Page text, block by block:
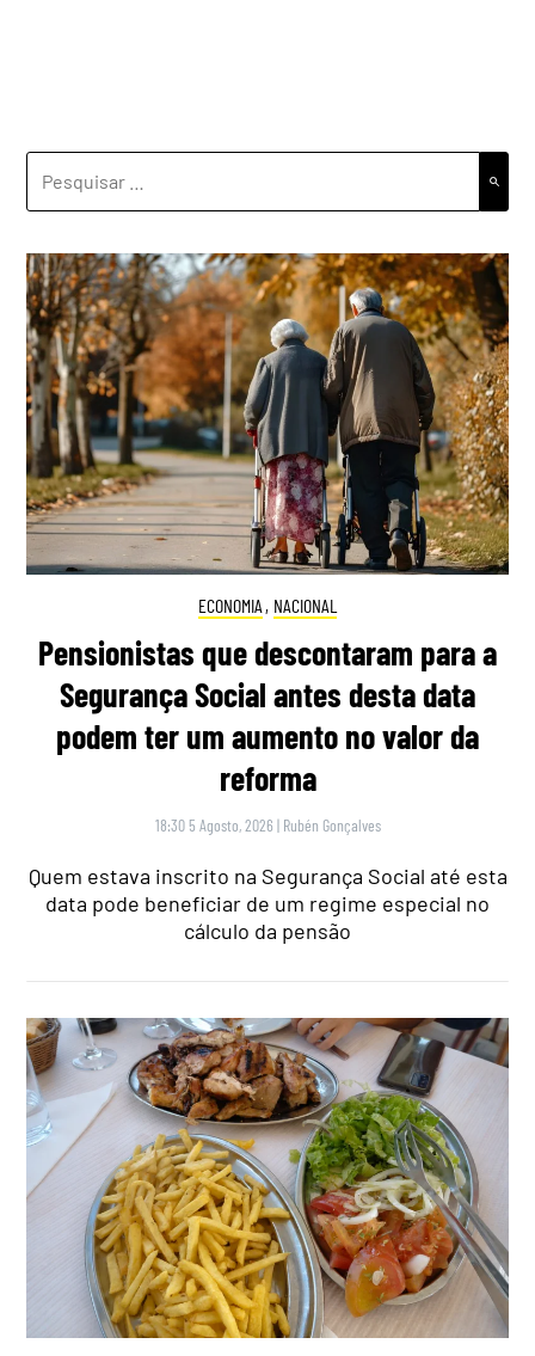
ECONOMIA , NACIONAL
Pensionistas que descontaram para a
Segurança Social antes desta data
podem ter um aumento no valor da
reforma
18:30 5 Agosto, 2026 | Rubén Gonçalves
Quem estava inscrito na Segurança Social até esta
data pode beneficiar de um regime especial no
cálculo da pensão